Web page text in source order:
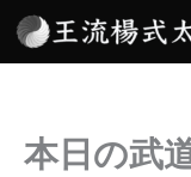
を
本日の武